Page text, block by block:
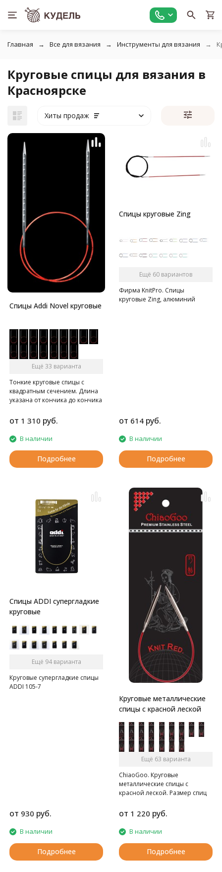
Главная Все для вязания Инструменты для вязания
Круговые спицы для вязания в
Красноярске
Хиты продаж
Спицы Addi Novel круговые
Ещё 33 варианта
Тонкие круговые спицы с
квадратным сечением. Длина
указана от кончика до кончика
от 1 310 руб.
В наличии
Подробнее
Спицы круговые Zing
Ещё 60 вариантов
Фирма KnitPro. Спицы
круговые Zing, алюминий
от 614 руб.
В наличии
Подробнее
Спицы ADDI супергладкие
круговые
Ещё 94 варианта
Круговые супергладкие спицы
ADDI 105-7
от 930 руб.
В наличии
Подробнее
Круговые металлические
спицы с красной леской
Ещё 63 варианта
ChiaoGoo. Круговые
металлические спицы с
красной леской. Размер спиц
кончики. Леска представляет
собой металлический трос,
обтянутый нейлоном.
Внимание: Длина лески
считается от кончика до
кончика спиц
от 1 220 руб.
В наличии
Подробнее